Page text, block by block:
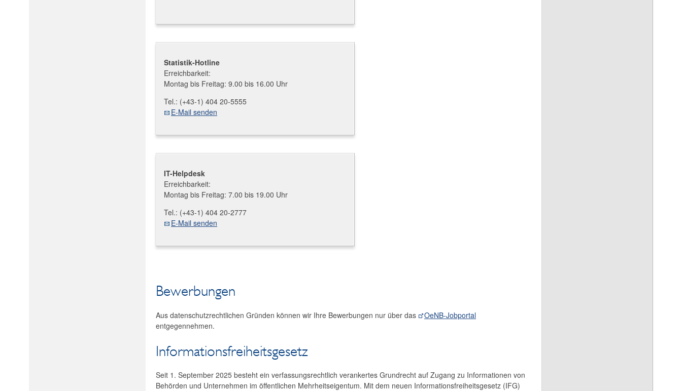
Statistik-Hotline
Erreichbarkeit:
Montag bis Freitag: 9.00 bis 16.00 Uhr
Tel.: (+43-1) 404 20-5555
E-Mail senden
IT-Helpdesk
Erreichbarkeit:
Montag bis Freitag: 7.00 bis 19.00 Uhr
Tel.: (+43-1) 404 20-2777
E-Mail senden
Bewerbungen
Aus datenschutzrechtlichen Gründen können wir Ihre Bewerbungen nur über das
OeNB-Jobportal
entgegennehmen.
Informationsfreiheitsgesetz
Seit 1. September 2025 besteht ein verfassungsrechtlich verankertes Grundrecht auf Zugang zu Informationen von
Behörden und Unternehmen im öffentlichen Mehrheitseigentum. Mit dem neuen Informationsfreiheitsgesetz (IFG)